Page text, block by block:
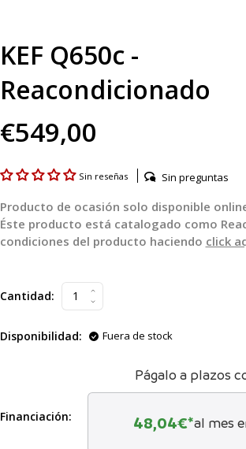
KEF Q650c -
Reacondicionado
€549,00
Sin reseñas Sin preguntas
Producto de ocasión solo disponible
Éste producto está catalogado como
condiciones del producto haciendo click
Cantidad:
Disponibilidad: Fuera de stock
Financiación:
Págalo a plazos
48,04€*al mes